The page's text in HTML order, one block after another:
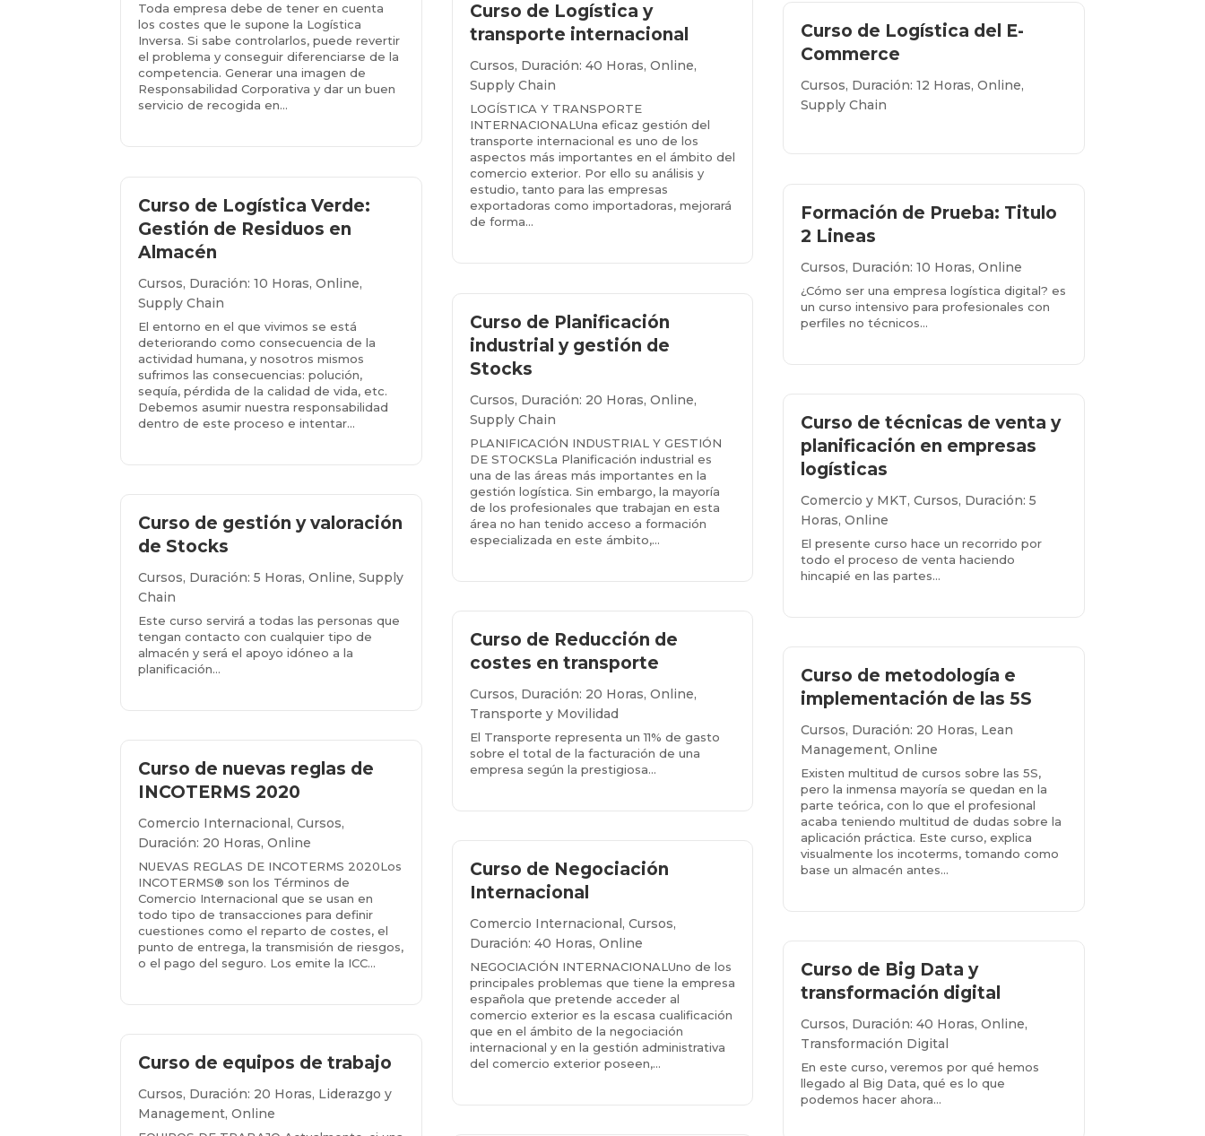
Toda empresa debe de tener en cuenta
los costes que le supone la Logística
Inversa. Si sabe controlarlos, puede revertir
el problema y conseguir diferenciarse de la
competencia. Generar una imagen de
Responsabilidad Corporativa y dar un buen
servicio de recogida en...
Curso de Logística Verde:
Gestión de Residuos en
Almacén
Cursos, Duración: 10 Horas,Online,
Supply Chain
El entorno en el que vivimos se está
deteriorando como consecuencia de la
actividad humana, y nosotros mismos
sufrimos las consecuencias: polución,
sequía, pérdida de la calidad de vida, etc.
Debemos asumir nuestra responsabilidad
dentro de este proceso e intentar...
Curso de gestión y valoración
de Stocks
Cursos, Duración: 5 Horas,Online,Supply
Chain
Este curso servirá a todas las personas que
tengan contacto con cualquier tipo de
almacén y será el apoyo idóneo a la
planificación…
Curso de nuevas reglas de
INCOTERMS 2020
Comercio Internacional,Cursos,
Duración: 20 Horas,Online
NUEVAS REGLAS DE INCOTERMS 2020Los
INCOTERMS® son los Términos de
Comercio Internacional que se usan en
todo tipo de transacciones para definir
cuestiones como el reparto de costes, el
punto de entrega, la transmisión de riesgos,
o el pago del seguro. Los emite la ICC...
Curso de equipos de trabajo
Cursos, Duración: 20 Horas, Liderazgo y
Management,Online
Curso de Logística y
transporte internacional
Cursos, Duración: 40 Horas, Online,
Supply Chain
LOGÍSTICA Y TRANSPORTE
INTERNACIONALUna eficaz gestión del
transporte internacional es uno de los
aspectos más importantes en el ámbito del
comercio exterior. Por ello su análisis y
estudio, tanto para las empresas
exportadoras como importadoras, mejorará
de forma...
Curso de Planificación
industrial y gestión de
Stocks
Cursos, Duración: 20 Horas, Online,
Supply Chain
PLANIFICACIÓN INDUSTRIAL Y GESTIÓN
DE STOCKSLa Planificación industrial es
una de las áreas más importantes en la
gestión logística. Sin embargo, la mayoría
de los profesionales que trabajan en esta
área no han tenido acceso a formación
especializada en este ámbito,...
Curso de Reducción de
costes en transporte
Cursos, Duración: 20 Horas, Online,
Transporte y Movilidad
El Transporte representa un 11% de gasto
sobre el total de la facturación de una
empresa según la prestigiosa…
Curso de Negociación
Internacional
Comercio Internacional, Cursos,
Duración: 40 Horas, Online
NEGOCIACIÓN INTERNACIONALUno de los
principales problemas que tiene la empresa
española que pretende acceder al
comercio exterior es la escasa cualificación
que en el ámbito de la negociación
internacional y en la gestión administrativa
del comercio exterior poseen,...
Curso de Logística del E-
Commerce
Cursos, Duración: 12 Horas, Online,
Supply Chain
Formación de Prueba: Titulo
2 Lineas
Cursos, Duración: 10 Horas, Online
¿Cómo ser una empresa logística digital? es
un curso intensivo para profesionales con
perfiles no técnicos…
Curso de técnicas de venta y
planificación en empresas
logísticas
Comercio y MKT, Cursos, Duración: 5
Horas, Online
El presente curso hace un recorrido por
todo el proceso de venta haciendo
hincapié en las partes…
Curso de metodología e
implementación de las 5S
Cursos, Duración: 20 Horas, Lean
Management, Online
Existen multitud de cursos sobre las 5S,
pero la inmensa mayoría se quedan en la
parte teórica, con lo que el profesional
acaba teniendo multitud de dudas sobre la
aplicación práctica. Este curso, explica
visualmente los incoterms, tomando como
base un almacén antes...
Curso de Big Data y
transformación digital
Cursos, Duración: 40 Horas, Online,
Transformación Digital
En este curso, veremos por qué hemos
llegado al Big Data, qué es lo que
podemos hacer ahora…